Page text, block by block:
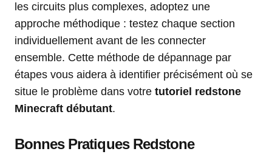
les circuits plus complexes, adoptez une
approche méthodique : testez chaque section
individuellement avant de les connecter
ensemble. Cette méthode de dépannage par
étapes vous aidera à identifier précisément où se
situe le problème dans votre tutoriel redstone
Minecraft débutant.
Bonnes Pratiques Redstone